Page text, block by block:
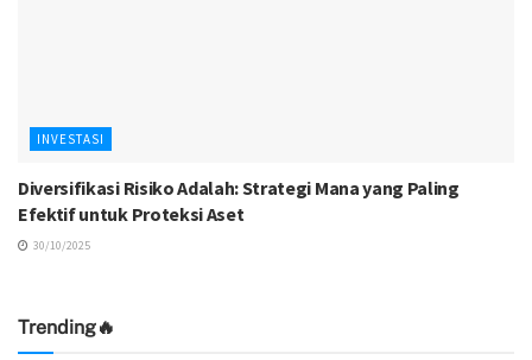
INVESTASI
Diversifikasi Risiko Adalah: Strategi Mana yang Paling
Efektif untuk Proteksi Aset
30/10/2025
Trending🔥